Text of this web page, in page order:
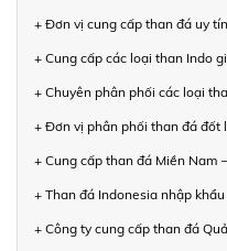
+ Đơn vị cung cấp than đá uy
+ Cung cấp các loại than Indo
+ Chuyên phân phối các loại
+ Đơn vị phân phối than đá đốt
+ Cung cấp than đá Miền Nam
+ Than đá Indonesia nhập
+ Công ty cung cấp than đá